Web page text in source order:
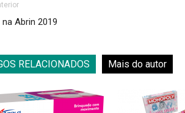
Abrin 2019
RELACIONADOS Mais do autor